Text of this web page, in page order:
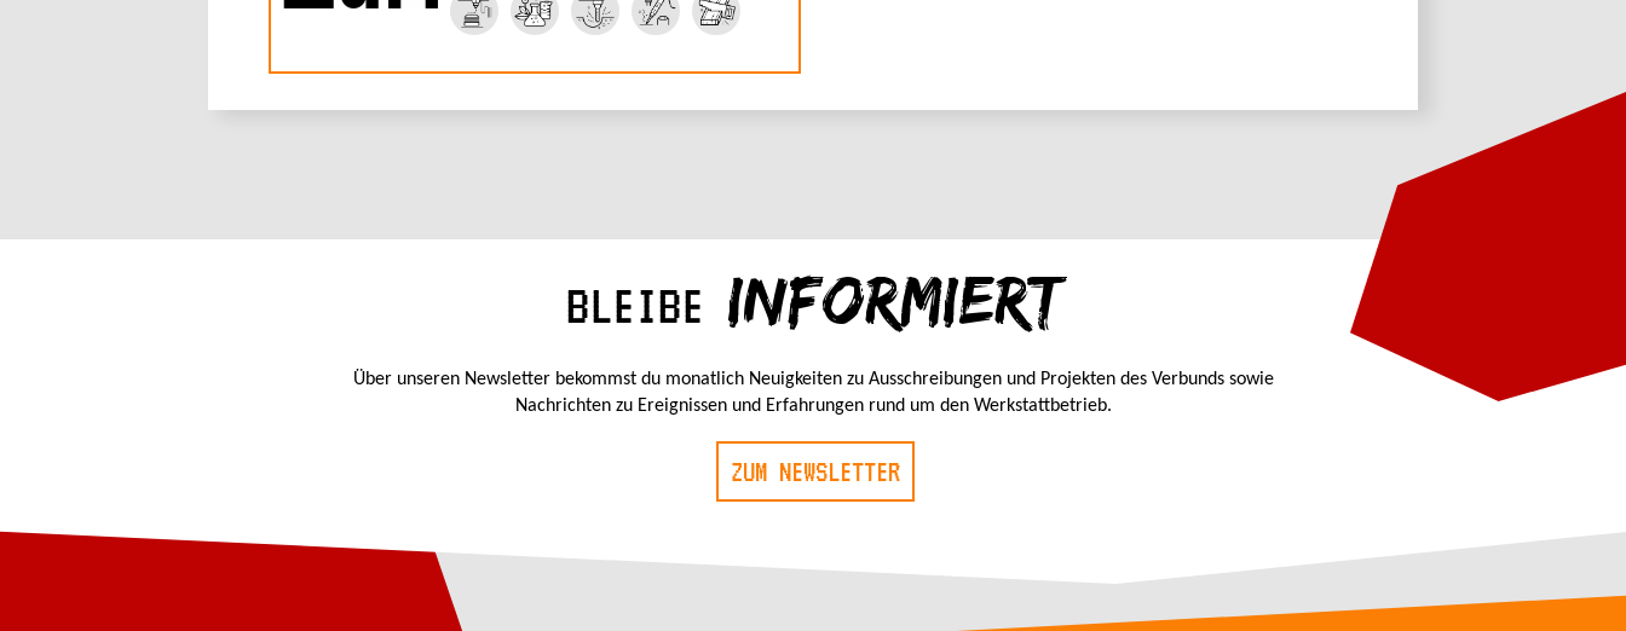
BLEIBE INFORMIERT
Über unseren Newsletter bekommst du monatlich Neuigkeiten zu Ausschreibungen und Projekten des Verbunds sowie
Nachrichten zu Ereignissen und Erfahrungen rund um den Werkstattbetrieb.
ZUM NEWSLETTER